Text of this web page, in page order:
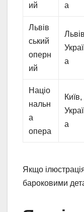
ий
а
Львів
ський
оперн
ий
а
Націо
нальн
а
опера
Київ,
а
Якщо
бароковими